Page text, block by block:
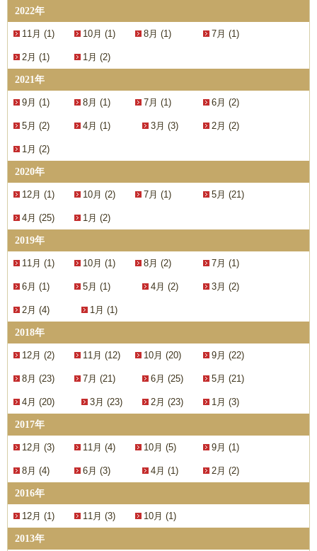
2022年
11月 (1) 10月 (1) 8月 (1) 7月 (1)
2月 (1) 1月 (2)
2021年
9月 (1) 8月 (1) 7月 (1) 6月 (2)
5月 (2) 4月 (1) 3月 (3) 2月 (2)
1月 (2)
2020年
12月 (1) 10月 (2) 7月 (1) 5月 (21)
4月 (25) 1月 (2)
2019年
11月 (1) 10月 (1) 8月 (2) 7月 (1)
6月 (1) 5月 (1) 4月 (2) 3月 (2)
2月 (4) 1月 (1)
2018年
12月 (2) 11月 (12) 10月 (20) 9月 (22)
8月 (23) 7月 (21) 6月 (25) 5月 (21)
4月 (20) 3月 (23) 2月 (23) 1月 (3)
2017年
12月 (3) 11月 (4) 10月 (5) 9月 (1)
8月 (4) 6月 (3) 4月 (1) 2月 (2)
2016年
12月 (1) 11月 (3) 10月 (1)
2013年